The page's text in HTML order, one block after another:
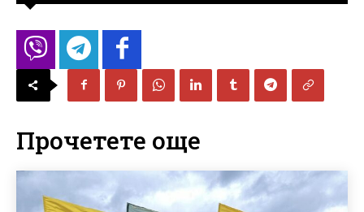
Прочетете още